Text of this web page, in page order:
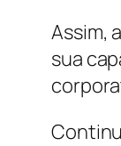
Assim,
sua